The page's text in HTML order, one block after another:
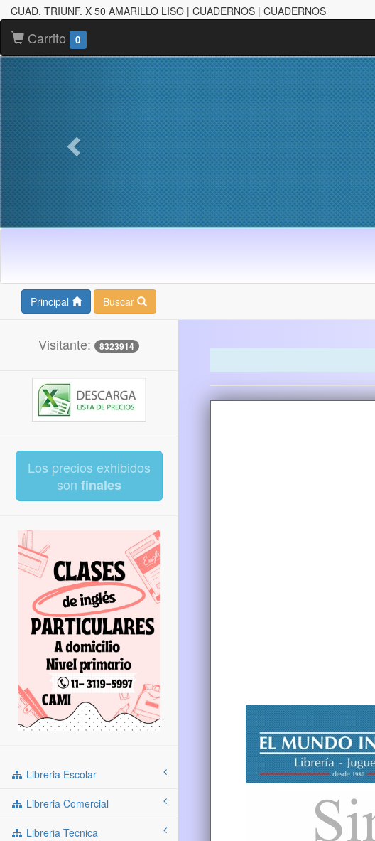
CUAD. TRIUNF. X 50 AMARILLO LISO | CUADERNOS | CUADERNOS
Carrito 0
Principal Buscar
Visitante: 8323914
Los precios exhibidos
son finales
Libreria Escolar
Libreria Comercial
Libreria Tecnica